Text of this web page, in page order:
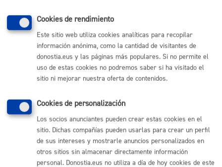
MÁQUINA
Pago online
ONLINE
PRESENCIAL
MÁQUINA
Registro general: presentar alegaciones o recursos en un
expediente
* Online con certificado electrónico
ONLINE
Cookies de rendimiento
Este sitio web utiliza cookies analíticas para recopilar
información anónima, como la cantidad de visitantes de
donostia.eus y las páginas más populares. Si no permite el
uso de estas cookies no podremos saber si ha visitado el
sitio ni mejorar nuestra oferta de contenidos.
Cookies de personalización
Los socios anunciantes pueden crear estas cookies en el
sitio. Dichas compañías pueden usarlas para crear un perfil
de sus intereses y mostrarle anuncios personalizados en
otros sitios sin almacenar directamente información
personal. Donostia.eus no utiliza a día de hoy cookies de este